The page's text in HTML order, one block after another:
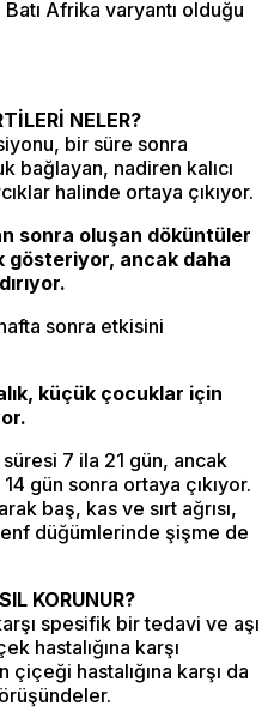
Afrika varyantı olduğu
NELER?
bir süre sonra
bağlayan, nadiren kalıcı
halinde ortaya çıkıyor.
sonra oluşan döküntüler
gösteriyor, ancak daha
sonra etkisini
küçük çocuklar için
7 ila 21 gün, ancak
gün sonra ortaya çıkıyor.
baş, kas ve sırt ağrısı,
düğümlerinde şişme de
KORUNUR?
spesifik bir tedavi ve aşı
hastalığına karşı
çiçeği hastalığına karşı da